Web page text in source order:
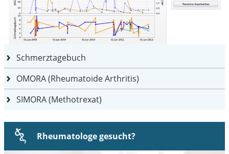
Schmerztagebuch
OMORA (Rheumatoide Arthritis)
SIMORA (Methotrexat)
Rheumatologe gesucht?